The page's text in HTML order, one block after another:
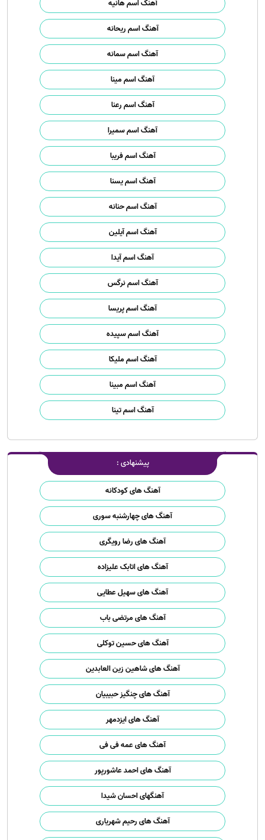
آهنگ اسم هانیه
آهنگ اسم ریحانه
آهنگ اسم سمانه
آهنگ اسم مینا
آهنگ اسم رعنا
آهنگ اسم سمیرا
آهنگ اسم فریبا
آهنگ اسم یسنا
آهنگ اسم حنانه
آهنگ اسم آیلین
آهنگ اسم آیدا
آهنگ اسم نرگس
آهنگ اسم پریسا
آهنگ اسم سپیده
آهنگ اسم ملیکا
آهنگ اسم مبینا
آهنگ اسم تینا
پیشنهادی :
آهنگ های کودکانه
آهنگ های چهارشنبه سوری
آهنگ های رضا رویگری
آهنگ های اتابک علیزاده
آهنگ های سهیل عطایی
آهنگ های مرتضی باب
آهنگ های حسین توکلی
آهنگ های شاهین زین العابدین
آهنگ های چنگیز حبیبیان
آهنگ های ایزدمهر
آهنگ های عمه فی فی
آهنگ های احمد عاشورپور
آهنگهای احسان شیدا
آهنگ های رحیم شهریاری